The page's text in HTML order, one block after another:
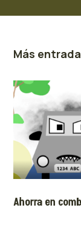
Más
Ahorra en